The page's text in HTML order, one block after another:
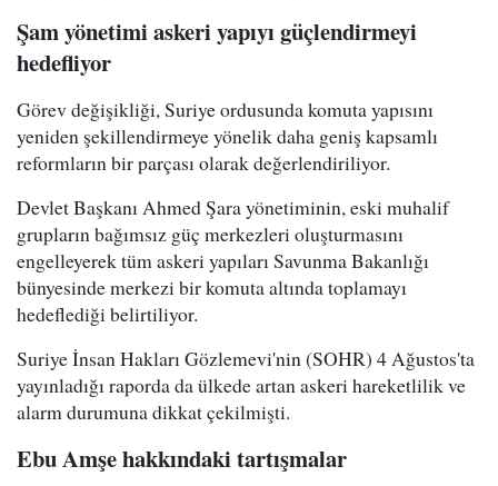
Şam yönetimi askeri yapıyı güçlendirmeyi
hedefliyor
Görev değişikliği, Suriye ordusunda komuta yapısını
yeniden şekillendirmeye yönelik daha geniş kapsamlı
reformların bir parçası olarak değerlendiriliyor.
Devlet Başkanı Ahmed Şara yönetiminin, eski muhalif
grupların bağımsız güç merkezleri oluşturmasını
engelleyerek tüm askeri yapıları Savunma Bakanlığı
bünyesinde merkezi bir komuta altında toplamayı
hedeflediği belirtiliyor.
Suriye İnsan Hakları Gözlemevi'nin (SOHR) 4 Ağustos'ta
yayınladığı raporda da ülkede artan askeri hareketlilik ve
alarm durumuna dikkat çekilmişti.
Ebu Amşe hakkındaki tartışmalar